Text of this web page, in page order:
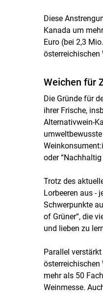
Diese
Kanada um
Euro (bei 2,3
österreichischen
Weichen für
Die Gründe für
ihrer Frische,
Alternativwein-
oder
Trotz des
Lorbeeren aus -
Schwerpunkte
of Grüner“, die
und lieben zu
Parallel
österreichischen
mehr als 50
Weinmesse.